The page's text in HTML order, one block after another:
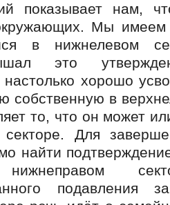
показывает нам,
Мы
в нижнелевом
это
хорошо
собственную в
то, что он может
секторе. Для
найти
подавления